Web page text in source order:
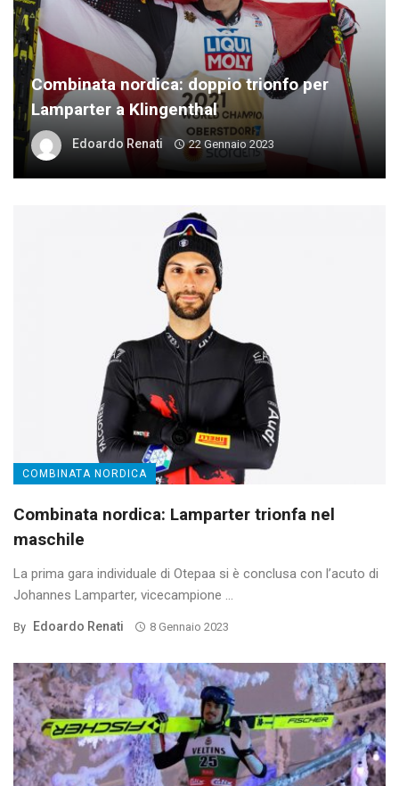
Combinata nordica: doppio trionfo per
Lamparter a Klingenthal
Edoardo Renati 22 Gennaio 2023
COMBINATA NORDICA
Combinata nordica: Lamparter trionfa nel
maschile
La prima gara individuale di Otepaa si è conclusa con l’acuto di
Johannes Lamparter, vicecampione ...
By Edoardo Renati 8 Gennaio 2023